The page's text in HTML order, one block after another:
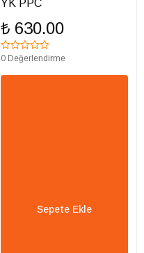
YK PPC
₺ 630.00
0 Değerlendirme
Sepete Ekle